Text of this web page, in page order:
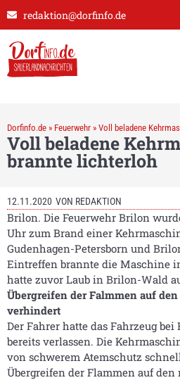
redaktion@dorfinfo.de
Dorfinfo.de » Feuerwehr » Voll beladene
Voll beladene
brannte lichterloh
12.11.2020 VON REDAKTION
Brilon. Die Feuerwehr Brilon
Uhr zum Brand einer
Gudenhagen-Petersborn und
Eintreffen brannte die Maschine
hatte zuvor Laub in Brilon-Wald
Übergreifen der Falmmen auf
verhindert
Der Fahrer hatte das Fahrzeug
bereits verlassen. Die
von schwerem Atemschutz
Übergreifen der Flammen auf